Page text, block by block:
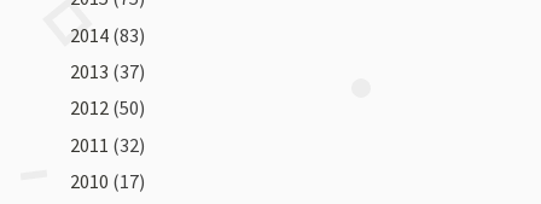
2014 (83)
2013 (37)
2012 (50)
2011 (32)
2010 (17)